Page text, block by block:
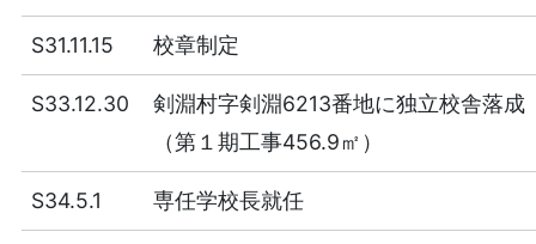
S31.11.15 校章制定
S33.12.30
剣淵村字剣淵6213番地に独立校舎落成
（第１期工事456.9㎡）
S34.5.1 専任学校長就任